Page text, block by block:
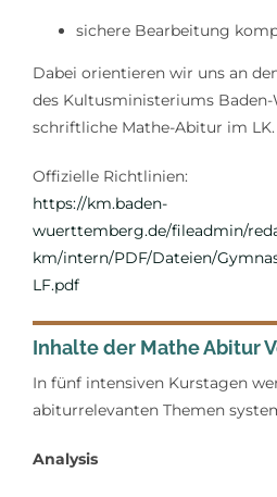
sichere Bearbeitung
Dabei orientieren wir uns an
des Kultusministeriums
schriftliche Mathe-Abitur im LK.
Offizielle Richtlinien:
https://km.baden-
wuerttemberg.de/fileadmin/
km/intern/PDF/Dateien/
LF.pdf
Inhalte der Mathe Abitur
In fünf intensiven Kurstagen
abiturrelevanten Themen
Analysis